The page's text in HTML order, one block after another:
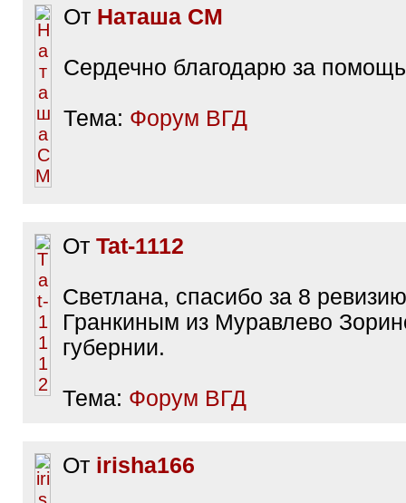
От Наташа СМ
Сердечно благодарю за
Тема: Форум ВГД
От Tat-1112
Светлана, спасибо за 8
Гранкиным из Муравлево
губернии.
Тема: Форум ВГД
От irisha166